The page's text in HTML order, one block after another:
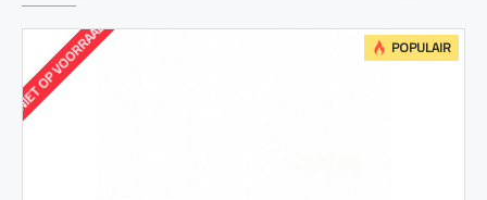
POPULAIR
NIET OP VOORRAAD